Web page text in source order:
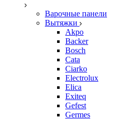
Варочные панели
Вытяжки
Akpo
Backer
Bosch
Cata
Ciarko
Electrolux
Elica
Exiteq
Gefest
Germes